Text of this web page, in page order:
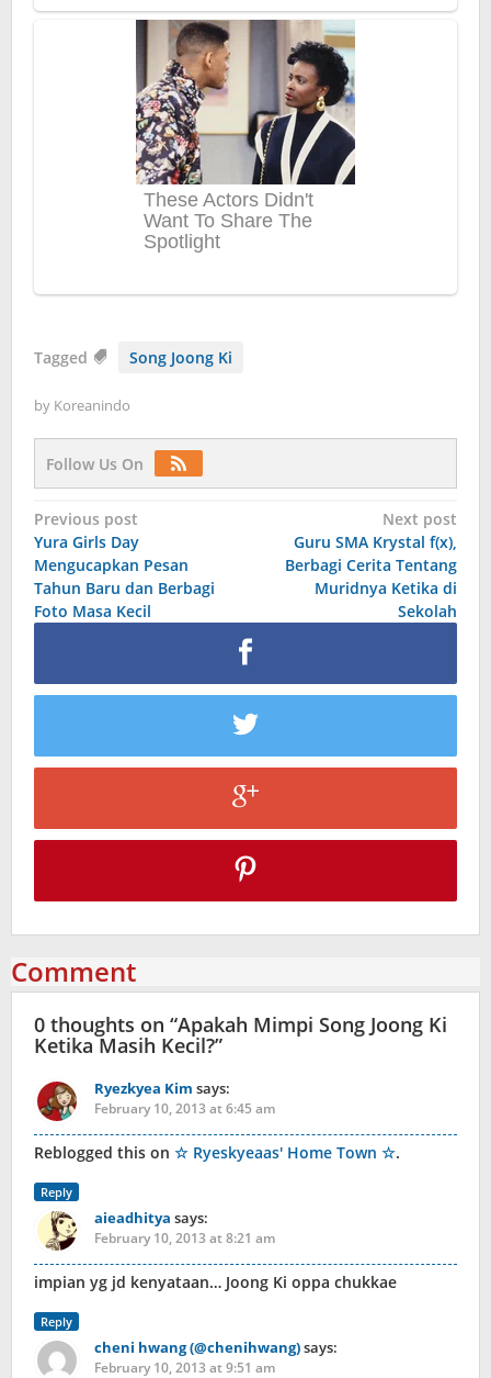
Tagged Song Joong Ki
by Koreanindo
Follow Us On
Post
navigation
Previous post
Yura Girls Day
Mengucapkan Pesan
Tahun Baru dan Berbagi
Foto Masa Kecil
Next post
Guru SMA Krystal f(x),
Berbagi Cerita Tentang
Muridnya Ketika di
Sekolah
Comment
0 thoughts on “Apakah Mimpi Song Joong Ki
Ketika Masih Kecil?”
Ryezkyea Kim says:
February 10, 2013 at 6:45 am
Reblogged this on ☆ Ryeskyeaas' Home Town ☆.
Reply
aieadhitya says:
February 10, 2013 at 8:21 am
impian yg jd kenyataan… Joong Ki oppa chukkae
Reply
cheni hwang (@chenihwang)says:
February 10, 2013 at 9:51 am